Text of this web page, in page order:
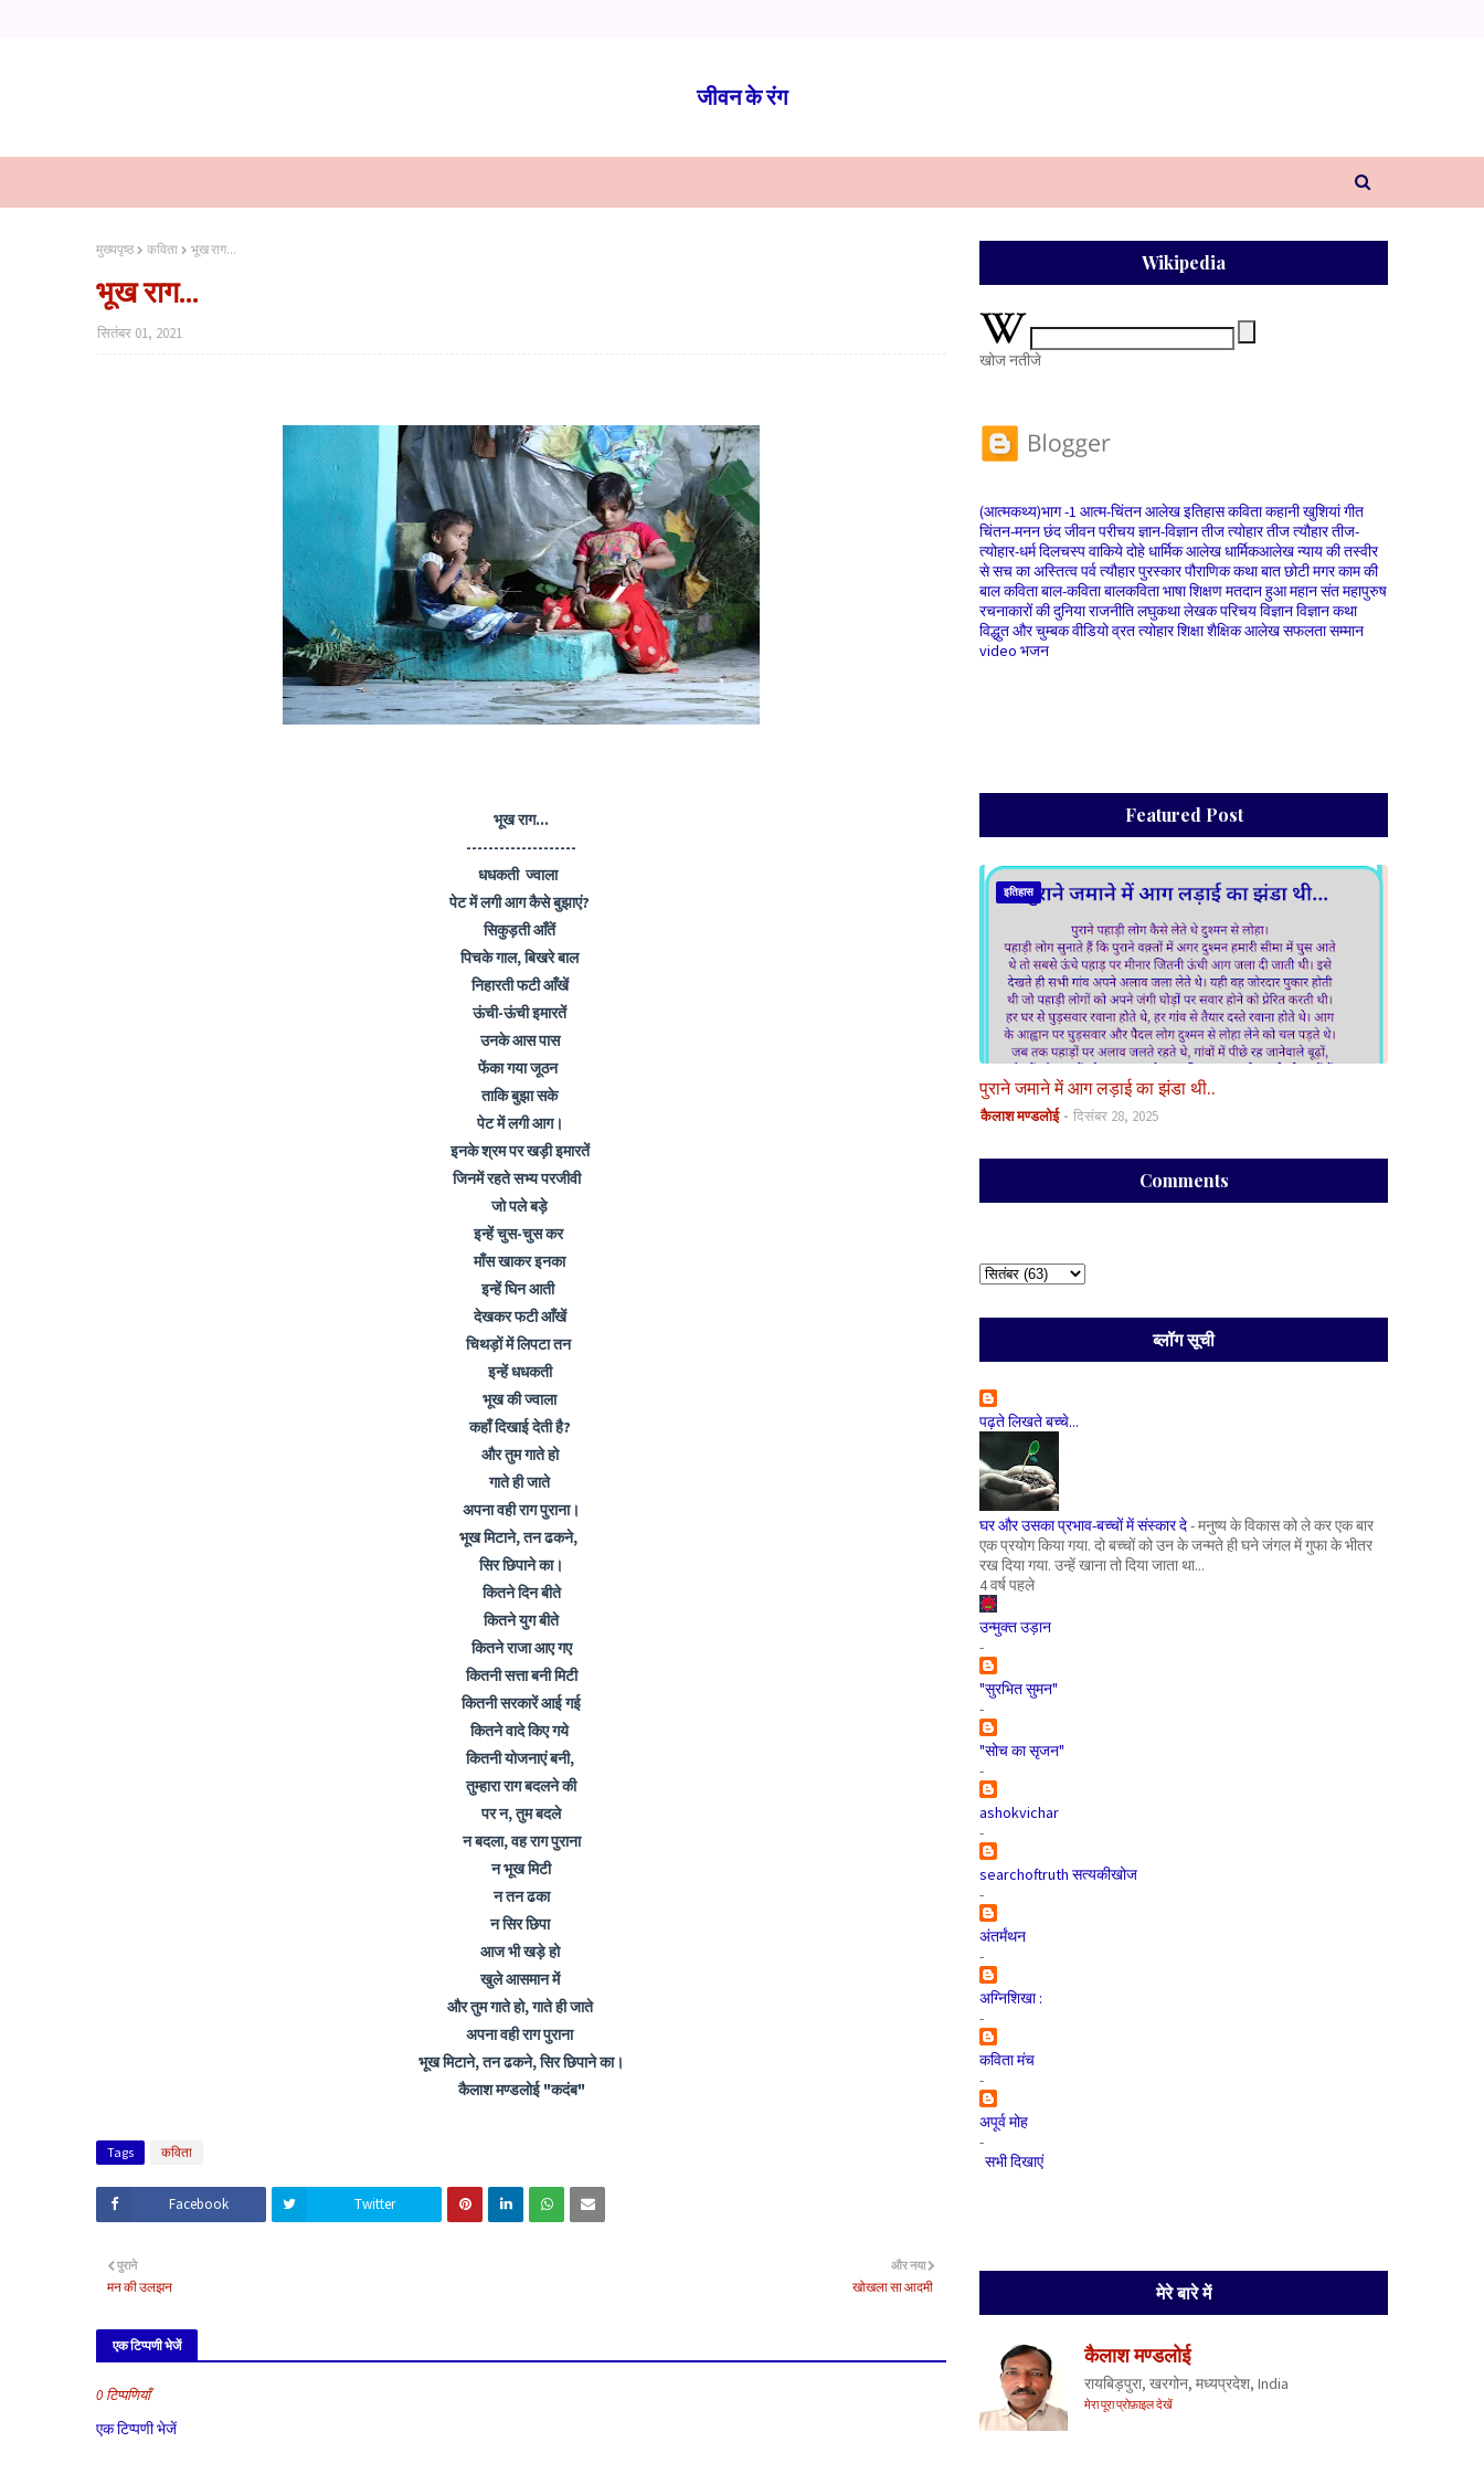
जीवन के रंग
मुख्यपृष्ठ कविता भूख राग...
भूख राग...
सितंबर 01, 2021
भूख राग...
--------------------
धधकती ज्वाला
पेट में लगी आग कैसे बुझाएं?
सिकुड़ती आँतें
पिचके गाल, बिखरे बाल
निहारती फटी आँखें
ऊंची-ऊंची इमारतें
उनके आस पास
फेंका गया जूठन
ताकि बुझा सके
पेट में लगी आग।
इनके श्रम पर खड़ी इमारतें
जिनमें रहते सभ्य परजीवी
जो पले बड़े
इन्हें चुस-चुस कर
माँस खाकर इनका
इन्हें घिन आती
देखकर फटी आँखें
चिथड़ों में लिपटा तन
इन्हें धधकती
भूख की ज्वाला
कहाँ दिखाई देती है?
और तुम गाते हो
गाते ही जाते
अपना वही राग पुराना।
भूख मिटाने, तन ढकने,
सिर छिपाने का।
कितने दिन बीते
कितने युग बीते
कितने राजा आए गए
कितनी सत्ता बनी मिटी
कितनी सरकारें आई गई
कितने वादे किए गये
कितनी योजनाएं बनी,
तुम्हारा राग बदलने की
पर न, तुम बदले
न बदला, वह राग पुराना
न भूख मिटी
न तन ढका
न सिर छिपा
आज भी खड़े हो
खुले आसमान में
और तुम गाते हो, गाते ही जाते
अपना वही राग पुराना
भूख मिटाने, तन ढकने, सिर छिपाने का।
कैलाश मण्डलोई "कदंब"
Tags कविता
Facebook Twitter
और नया
खोखला सा आदमी
पुराने
मन की उलझन
एक टिप्पणी भेजें
0 टिप्पणियाँ
एक टिप्पणी भेजें
Wikipedia
खोज नतीजे
(आत्मकथ्य)भाग -1 आत्म-चिंतनआलेखइतिहासकविताकहानीखुशियांगीत
चिंतन-मननछंदजीवन परीचयज्ञान-विज्ञानतीज त्योहारतीज त्यौहारतीज-
त्योहार-धर्मदिलचस्प वाकियेदोहेधार्मिक आलेखधार्मिकआलेखन्याय की तस्वीर
से सच का अस्तित्वपर्व त्यौहारपुरस्कारपौराणिक कथाबात छोटी मगर काम की
बाल कविताबाल-कविताबालकविताभाषा शिक्षणमतदान हुआमहान संतमहापुरुष
रचनाकारों की दुनियाराजनीतिलघुकथालेखक परिचयविज्ञानविज्ञान कथा
विद्धुत और चुम्बकवीडियोव्रत त्योहारशिक्षाशैक्षिक आलेखसफलतासम्मान
video भजन
Featured Post
इतिहास
पुराने जमाने में आग लड़ाई का झंडा थी..
कैलाश मण्डलोई दिसंबर 28, 2025
Comments
ब्लॉग सूची
पढ़ते लिखते बच्चे...
घर और उसका प्रभाव-बच्चों में संस्कार दे-मनुष्य के विकास को ले कर एक बार
एक प्रयोग किया गया. दो बच्चों को उन के जन्मते ही घने जंगल में गुफा के भीतर
रख दिया गया. उन्हें खाना तो दिया जाता था...
4 वर्ष पहले
उन्मुक्त उड़ान
-
"सुरभित सुमन"
-
"सोच का सृजन"
-
ashokvichar
-
searchoftruth सत्यकीखोज
-
अंतर्मंथन
-
अग्निशिखा :
-
कविता मंच
-
अपूर्व मोह
-
सभी दिखाएं
मेरे बारे में
कैलाश मण्डलोई
रायबिड़पुरा, खरगोन, मध्यप्रदेश, India
मेरा पूरा प्रोफ़ाइल देखें